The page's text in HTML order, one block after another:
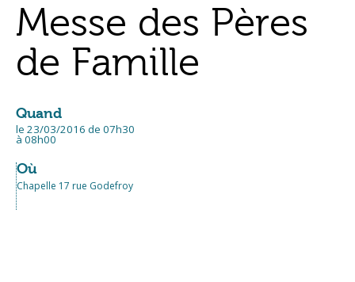
Messe des Pères
de Famille
Quand
le 23/03/2016 de 07h30
à 08h00
Où
Chapelle 17 rue Godefroy